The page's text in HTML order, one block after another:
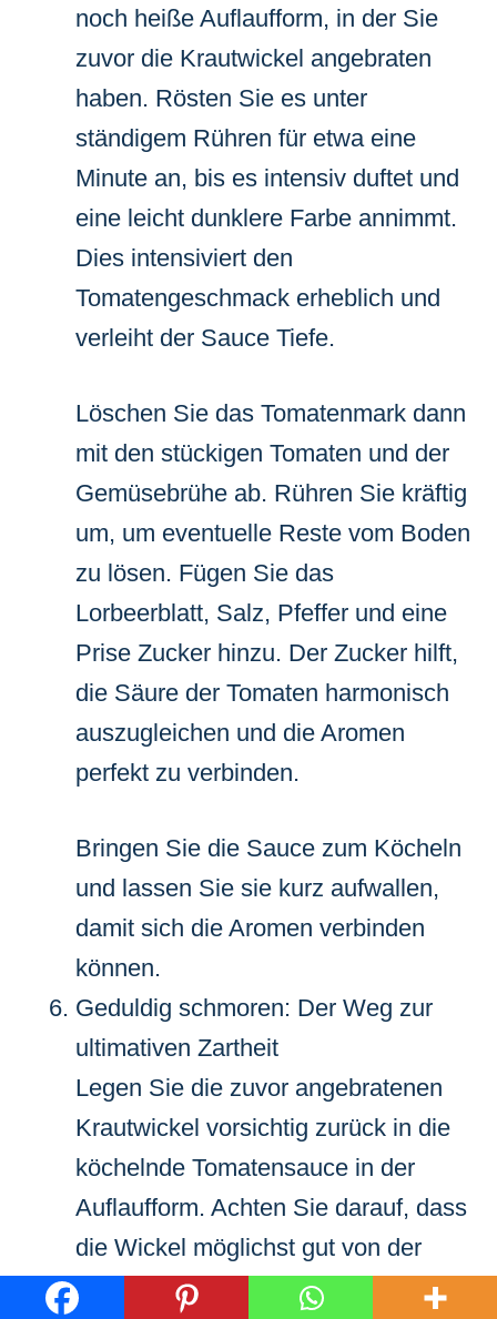
noch heiße Auflaufform, in der Sie
zuvor die Krautwickel angebraten
haben. Rösten Sie es unter
ständigem Rühren für etwa eine
Minute an, bis es intensiv duftet und
eine leicht dunklere Farbe annimmt.
Dies intensiviert den
Tomatengeschmack erheblich und
verleiht der Sauce Tiefe.
Löschen Sie das Tomatenmark dann
mit den stückigen Tomaten und der
Gemüsebrühe ab. Rühren Sie kräftig
um, um eventuelle Reste vom Boden
zu lösen. Fügen Sie das
Lorbeerblatt, Salz, Pfeffer und eine
Prise Zucker hinzu. Der Zucker hilft,
die Säure der Tomaten harmonisch
auszugleichen und die Aromen
perfekt zu verbinden.
Bringen Sie die Sauce zum Köcheln
und lassen Sie sie kurz aufwallen,
damit sich die Aromen verbinden
können.
Geduldig schmoren: Der Weg zur
ultimativen Zartheit
Legen Sie die zuvor angebratenen
Krautwickel vorsichtig zurück in die
köchelnde Tomatensauce in der
Auflaufform. Achten Sie darauf, dass
die Wickel möglichst gut von der
Sauce bedeckt sind.